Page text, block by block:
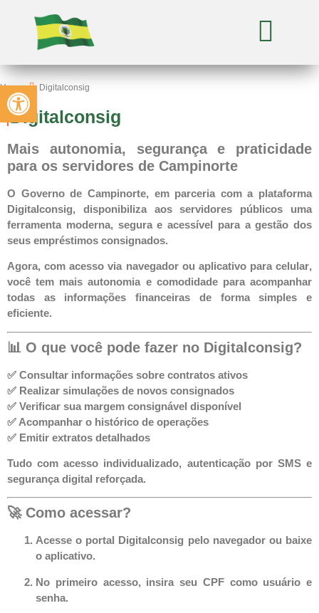
Home Digitalconsig
Digitalconsig
Mais autonomia, segurança e praticidade
para os servidores de Campinorte
O Governo de Campinorte, em parceria com a plataforma
Digitalconsig, disponibiliza aos servidores públicos uma
ferramenta moderna, segurae acessível para a gestão dos
seus empréstimos consignados.
Agora, comacesso via navegadorou aplicativo para celular,
você tem mais autonomia e comodidadepara acompanhar
todas as informações financeiras de forma simples e
eficiente.
📊 O que você pode fazer no Digitalconsig?
✅ Consultar informações sobre contratos ativos
✅ Realizar simulações de novos consignados
✅ Verificar sua margem consignável disponível
✅ Acompanhar o histórico de operações
✅ Emitir extratos detalhados
Tudo comacesso individualizado, autenticação por SMSe
segurança digital reforçada.
🚀 Como acessar?
Acesse o portal Digitalconsig pelo navegador ou baixe
o aplicativo.
No primeiro acesso, insira seu CPFcomo usuário e
senha.
Abrir a barra de ferramentas